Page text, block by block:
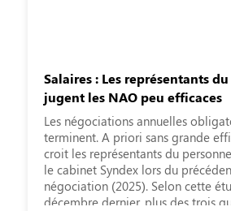
Salaires : Les représentants
jugent les NAO peu efficaces
Les négociations annuelles
terminent. A priori sans grande
croit les représentants du
le cabinet Syndex lors du
négociation (2025). Selon cette
décembre dernier, plus des trois